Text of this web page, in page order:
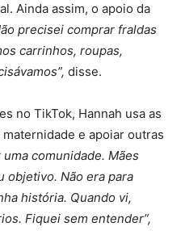
Ainda assim, o apoio da
precisei comprar fraldas
carrinhos, roupas,
disse.
no TikTok, Hannah usa as
e apoiar outras
comunidade. Mães
objetivo. Não era para
história. Quando vi,
Fiquei sem entender”,